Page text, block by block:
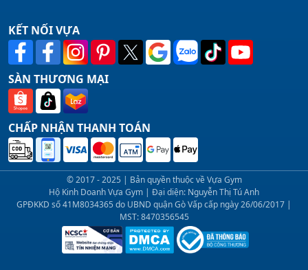
KẾT NỐI VỰA
SÀN THƯƠNG MẠI
CHẤP NHẬN THANH TOÁN
© 2017 - 2025 | Bản quyền thuộc về Vựa Gym
Hộ Kinh Doanh Vựa Gym | Đại diện: Nguyễn Thị Tú Anh
GPĐKKD số 41M8034365 do UBND quận Gò Vấp cấp ngày 26/06/2017 |
MST: 8470356545